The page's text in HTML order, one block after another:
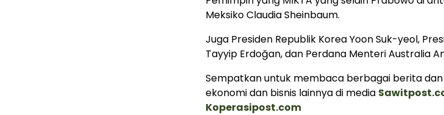
Meksiko Claudia Sheinbaum.
Juga Presiden Republik Korea Yoon Suk-yeol,
Tayyip Erdoğan, dan Perdana Menteri Australia
Sempatkan untuk membaca berbagai berita
ekonomi dan bisnis lainnya di media
Koperasipost.com